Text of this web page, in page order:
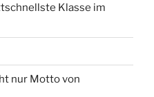
Klasse im
nur Motto von